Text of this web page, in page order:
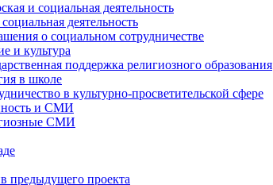
и социальная деятельность
деятельность
о социальном сотрудничестве
и культура
поддержка религиозного образования
в школе
в культурно-просветительской сфере
и СМИ
СМИ
предыдущего проекта